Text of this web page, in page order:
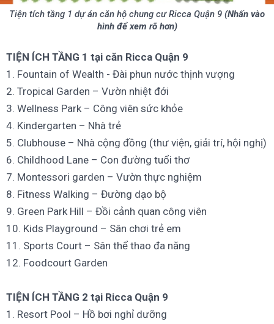
Tiện tích tầng 1 dự án căn hộ chung cư Ricca Quận 9 (Nhấn vào
hình để xem rõ hơn)
TIỆN ÍCH TẦNG 1 tại căn Ricca Quận 9
1. Fountain of Wealth - Đài phun nước thịnh vượng
2. Tropical Garden – Vườn nhiệt đới
3. Wellness Park – Công viên sức khỏe
4. Kindergarten – Nhà trẻ
5. Clubhouse – Nhà cộng đồng (thư viện, giải trí, hội nghị)
6. Childhood Lane – Con đường tuổi thơ
7. Montessori garden – Vườn thực nghiệm
8. Fitness Walking – Đường dạo bộ
9. Green Park Hill – Đồi cảnh quan công viên
10. Kids Playground – Sân chơi trẻ em
11. Sports Court – Sân thể thao đa năng
12. Foodcourt Garden
TIỆN ÍCH TẦNG 2 tại Ricca Quận 9
1. Resort Pool – Hồ bơi nghỉ dưỡng